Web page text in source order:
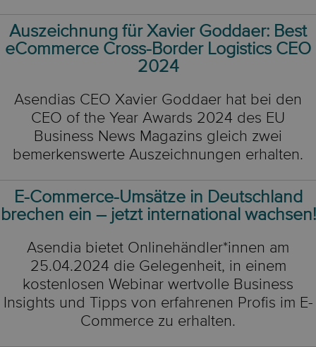
Auszeichnung für Xavier Goddaer: Best
eCommerce Cross-Border Logistics CEO
2024
Asendias CEO Xavier Goddaer hat bei den
CEO of the Year Awards 2024 des EU
Business News Magazins gleich zwei
bemerkenswerte Auszeichnungen erhalten.
E-Commerce-Umsätze in Deutschland
brechen ein – jetzt international wachsen!
Asendia bietet Onlinehändler*innen am
25.04.2024 die Gelegenheit, in einem
kostenlosen Webinar wertvolle Business
Insights und Tipps von erfahrenen Profis im E-
Commerce zu erhalten.